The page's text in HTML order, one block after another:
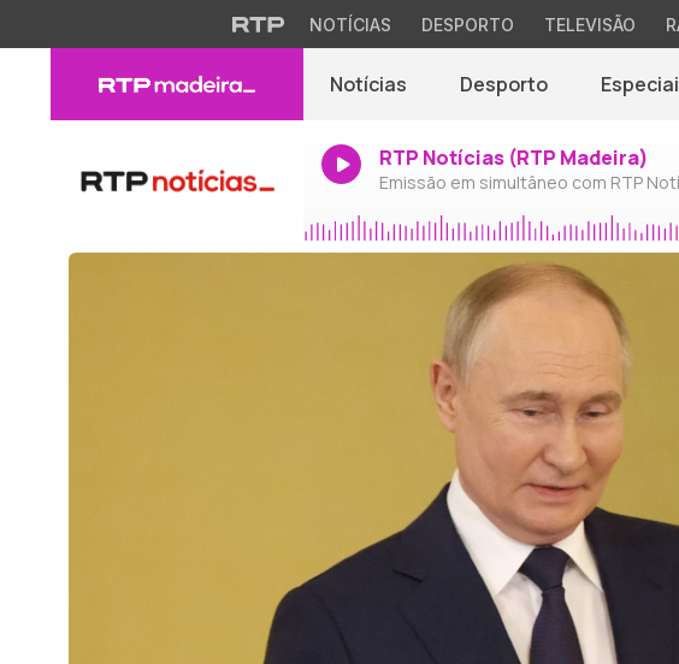
NOTÍCIAS DESPORTO TELEVISÃO
Notícias Desporto
RTP Notícias (RTP Madeira)
Emissão em simultâneo com RTP